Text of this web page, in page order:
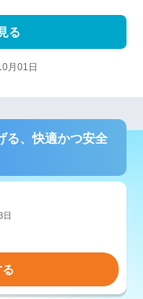
る
月01日
る、快適かつ安全
日